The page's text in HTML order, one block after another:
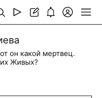
он какой мертвец.
Живых?